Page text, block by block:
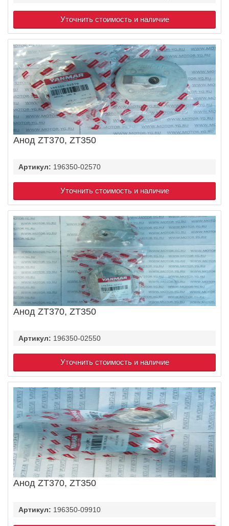
Уточнить стоимость и наличие
Анод ZT370, ZT350
Артикул: 196350-02570
Уточнить стоимость и наличие
Анод ZT370, ZT350
Артикул: 196350-02550
Уточнить стоимость и наличие
Анод ZT370, ZT350
Артикул: 196350-09910